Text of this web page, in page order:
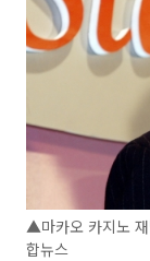
▲마카오 카지노
합뉴스